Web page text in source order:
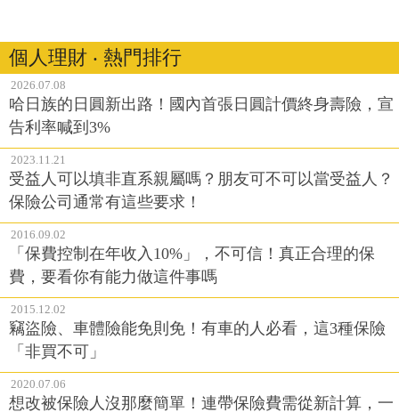
個人理財 ‧ 熱門排行
2026.07.08
哈日族的日圓新出路！國內首張日圓計價終身壽險，宣
告利率喊到3%
2023.11.21
受益人可以填非直系親屬嗎？朋友可不可以當受益人？
保險公司通常有這些要求！
2016.09.02
「保費控制在年收入10%」，不可信！真正合理的保
費，要看你有能力做這件事嗎
2015.12.02
竊盜險、車體險能免則免！有車的人必看，這3種保險
「非買不可」
2020.07.06
想改被保險人沒那麼簡單！連帶保險費需從新計算，一